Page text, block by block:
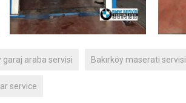
garaj araba servisi Bakırköy maserati servisi
service